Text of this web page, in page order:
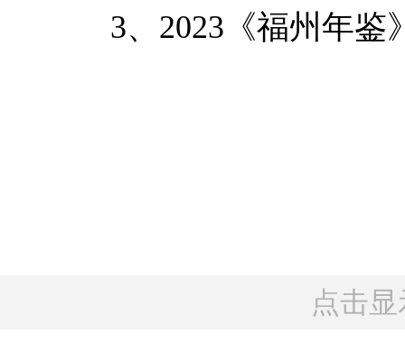
3、 2023《福州年鉴
点击